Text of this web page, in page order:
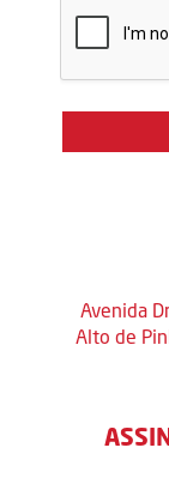
Avenida
Alto de